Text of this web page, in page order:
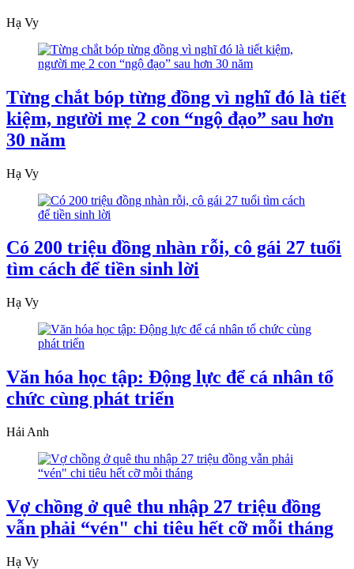
Hạ Vy
Từng chắt bóp từng đồng vì nghĩ đó là tiết
kiệm, người mẹ 2 con “ngộ đạo” sau hơn
30 năm
Hạ Vy
Có 200 triệu đồng nhàn rỗi, cô gái 27 tuổi
tìm cách để tiền sinh lời
Hạ Vy
Văn hóa học tập: Động lực để cá nhân tổ
chức cùng phát triển
Hải Anh
Vợ chồng ở quê thu nhập 27 triệu đồng
vẫn phải “vén" chi tiêu hết cỡ mỗi tháng
Hạ Vy